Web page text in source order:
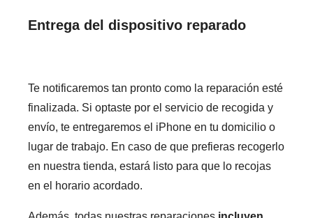
Entrega del dispositivo reparado
Te notificaremos tan pronto como la reparación esté
finalizada. Si optaste por el servicio de recogida y
envío, te entregaremos el iPhone en tu domicilio o
lugar de trabajo. En caso de que prefieras recogerlo
en nuestra tienda, estará listo para que lo recojas
en el horario acordado.